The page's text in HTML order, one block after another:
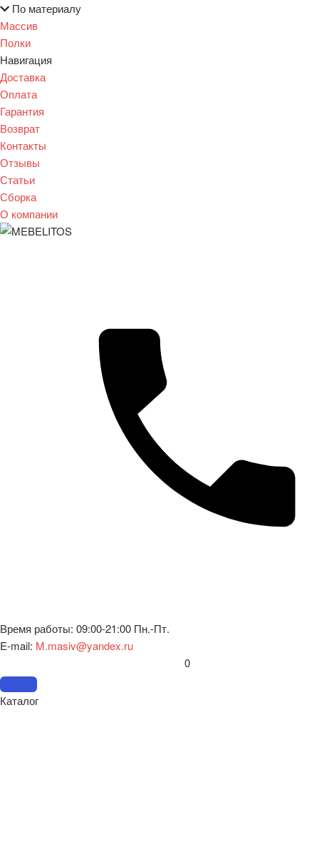
По материалу
Массив
Полки
Навигация
Доставка
Оплата
Гарантия
Возврат
Контакты
Отзывы
Статьи
Сборка
О компании
Время работы: 09:00-21:00 Пн.-Пт.
E-mail: M.masiv@yandex.ru
0
Каталог